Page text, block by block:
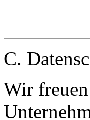
C.
Wir freuen